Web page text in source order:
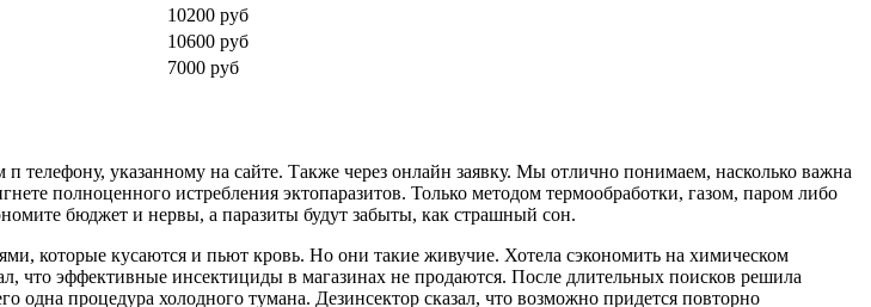
10200 руб
10600 руб
7000 руб
телефону, указанному на сайте. Также через онлайн заявку. Мы отлично понимаем, насколько важна
полноценного истребления эктопаразитов. Только методом термообработки, газом, паром либо
бюджет и нервы, а паразиты будут забыты, как страшный сон.
которые кусаются и пьют кровь. Но они такие живучие. Хотела сэкономить на химическом
что эффективные инсектициды в магазинах не продаются. После длительных поисков решила
процедура холодного тумана. Дезинсектор сказал, что возможно придется повторно